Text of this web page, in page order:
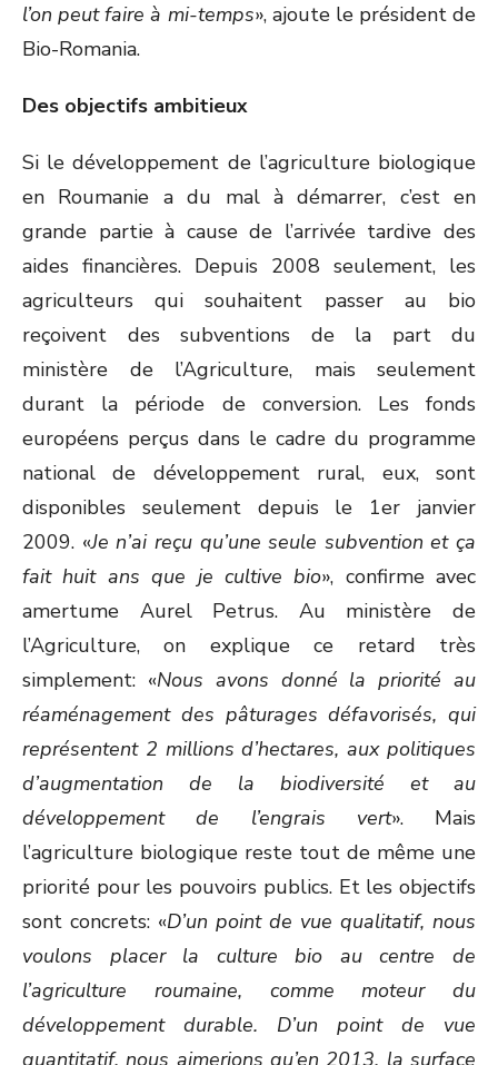
l’on peut faire à mi-temps», ajoute le président de
Bio-Romania.
Des objectifs ambitieux
Si le développement de l’agriculture biologique
en Roumanie a du mal à démarrer, c’est en
grande partie à cause de l’arrivée tardive des
aides financières. Depuis 2008 seulement, les
agriculteurs qui souhaitent passer au bio
reçoivent des subventions de la part du
ministère de l’Agriculture, mais seulement
durant la période de conversion. Les fonds
européens perçus dans le cadre du programme
national de développement rural, eux, sont
disponibles seulement depuis le 1er janvier
2009. «Je n’ai reçu qu’une seule subvention et ça
fait huit ans que je cultive bio», confirme avec
amertume Aurel Petrus. Au ministère de
l’Agriculture, on explique ce retard très
simplement: «Nous avons donné la priorité au
réaménagement des pâturages défavorisés, qui
représentent 2 millions d’hectares, aux politiques
d’augmentation de la biodiversité et au
développement de l’engrais vert». Mais
l’agriculture biologique reste tout de même une
priorité pour les pouvoirs publics. Et les objectifs
sont concrets: «D’un point de vue qualitatif, nous
voulons placer la culture bio au centre de
l’agriculture roumaine, comme moteur du
développement durable. D’un point de vue
quantitatif, nous aimerions qu’en 2013, la surface